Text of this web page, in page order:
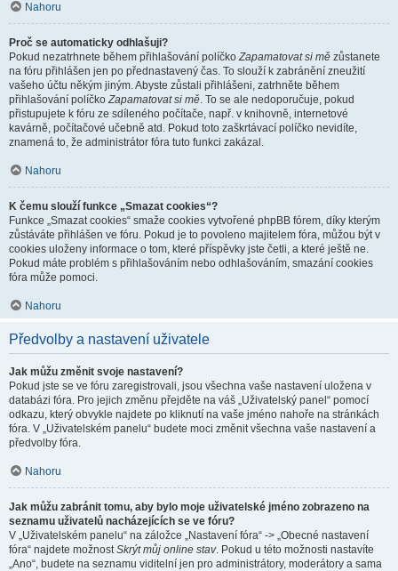
Nahoru
Proč se automaticky odhlašuji?
Pokud nezatrhnete během přihlašování políčkoZapamatovat si mě zůstanete
na fóru přihlášen jen po přednastavený čas. To slouží k zabránění zneužití
vašeho účtu někým jiným. Abyste zůstali přihlášeni, zatrhněte během
přihlašování políčkoZapamatovat si mě. To se ale nedoporučuje, pokud
přistupujete k fóru ze sdíleného počítače, např. v knihovně, internetové
kavárně, počítačové učebně atd. Pokud toto zaškrtávací políčko nevidíte,
znamená to, že administrátor fóra tuto funkci zakázal.
Nahoru
K čemu slouží funkce „Smazat cookies“?
Funkce „Smazat cookies“ smaže cookies vytvořené phpBB fórem, díky kterým
zůstáváte přihlášen ve fóru. Pokud je to povoleno majitelem fóra, můžou být v
cookies uloženy informace o tom, které příspěvky jste četli, a které ještě ne.
Pokud máte problém s přihlašováním nebo odhlašováním, smazání cookies
fóra může pomoci.
Nahoru
Předvolby a nastavení uživatele
Jak můžu změnit svoje nastavení?
Pokud jste se ve fóru zaregistrovali, jsou všechna vaše nastavení uložena v
databázi fóra. Pro jejich změnu přejděte na váš „Uživatelský panel“ pomocí
odkazu, který obvykle najdete po kliknutí na vaše jméno nahoře na stránkách
fóra. V „Uživatelském panelu“ budete moci změnit všechna vaše nastavení a
předvolby fóra.
Nahoru
Jak můžu zabránit tomu, aby bylo moje uživatelské jméno zobrazeno na
seznamu uživatelů nacházejících se ve fóru?
V „Uživatelském panelu“ na záložce „Nastavení fóra“ -> „Obecné nastavení
fóra“ najdete možnostSkrýt můj online stav. Pokud u této možnosti nastavíte
„Ano“, budete na seznamu viditelní jen pro administrátory, moderátory a sama